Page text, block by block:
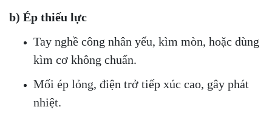
b) Ép thiếu lực
Tay nghề công nhân yếu, kìm mòn, hoặc dùng
kìm cơ không chuẩn.
Mối ép lỏng, điện trở tiếp xúc cao, gây phát
nhiệt.